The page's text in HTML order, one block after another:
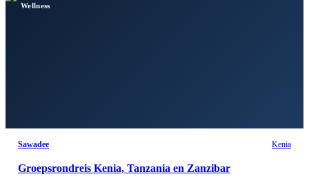
Wellness
Sawadee Kenia
Groepsrondreis Kenia, Tanzania en Zanzibar